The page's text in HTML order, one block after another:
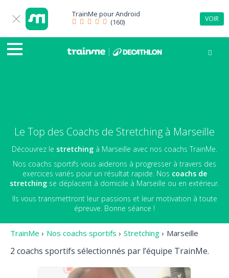
TrainMe pourAndroid
(160)
VOIR
Le Top des Coachs de Stretching à Marseille
Découvrez le stretching à Marseille avec nos coachs TrainMe.
Nos coachs sportifs vous aiderons à progresser à travers des
exercices variés pour un résultat rapide. Nos coachs de
stretching se déplacent à domicile à Marseille ou en extérieur.
Ils vous transmettront leur passions et leur motivation à toute
épreuve. Bonne séance !
TrainMe › Nos coachs sportifs › Stretching › Marseille
2 coachs sportifs sélectionnés par l’équipe TrainMe.